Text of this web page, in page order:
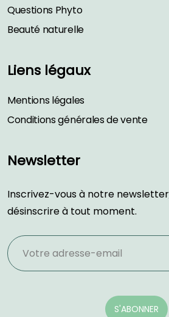
Questions Phyto
Beauté naturelle
Liens légaux
Mentions légales
Conditions générales de vente
Newsletter
Inscrivez-vous à notre
désinscrire à tout moment.